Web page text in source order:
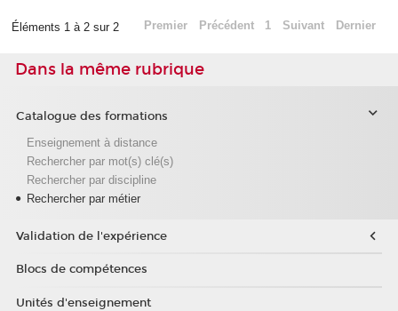
Éléments 1 à 2 sur 2 Premier Précédent 1 Suivant Dernier
Dans la même rubrique
Catalogue des formations
Enseignement à distance
Rechercher par mot(s) clé(s)
Rechercher par discipline
Rechercher par métier
Validation de l'expérience
Blocs de compétences
Unités d'enseignement